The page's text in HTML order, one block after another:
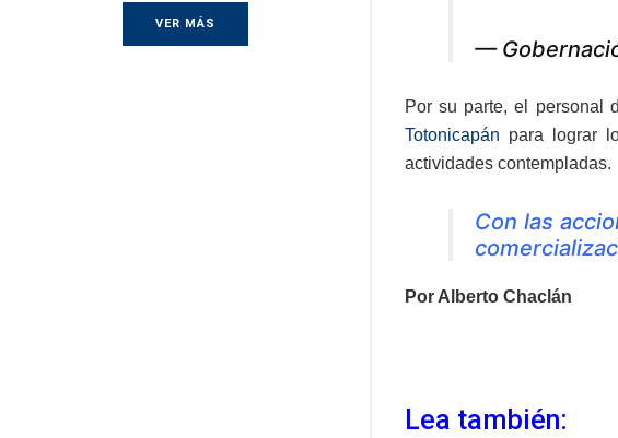
VER MÁS
—
Por su parte, el personal
Totonicapán para lograr
actividades contempladas.
Con las
Por Alberto Chaclán
Lea también: